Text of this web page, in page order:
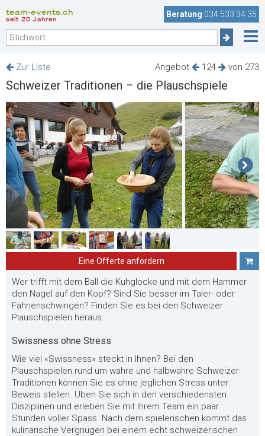
team-events.ch
seit 20 Jahren
Beratung 034 533 34 35
Angebot 124 von 273
Zur Liste
Schweizer Traditionen – die Plauschspiele
Eine Offerte anfordern
Wer trifft mit dem Ball die Kuhglocke und mit dem Hammer
den Nagel auf den Kopf? Sind Sie besser im Taler- oder
Fahnenschwingen? Finden Sie es bei den Schweizer
Plauschspielen heraus.
Swissness ohne Stress
Wie viel «Swissness» steckt in Ihnen? Bei den
Plauschspielen rund um wahre und halbwahre Schweizer
Traditionen können Sie es ohne jeglichen Stress unter
Beweis stellen. Üben Sie sich in den verschiedensten
Disziplinen und erleben Sie mit Ihrem Team ein paar
Stunden voller Spass. Nach dem spielerischen kommt das
kulinarische Vergnügen bei einem echt schweizerischen